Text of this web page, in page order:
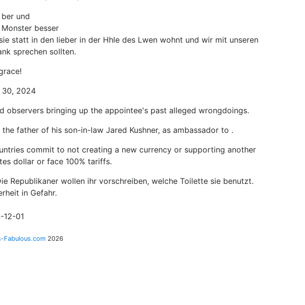
und
besser
statt in den lieber in der Hhle des Lwen wohnt und wir mit unseren
sprechen sollten.
30, 2024
bringing up the appointee's past alleged wrongdoings.
father of his son-in-law Jared Kushner, as ambassador to .
commit to not creating a new currency or supporting another
dollar or face 100% tariffs.
Republikaner wollen ihr vorschreiben, welche Toilette sie benutzt.
in Gefahr.
12-01
Fabulous.com 2026